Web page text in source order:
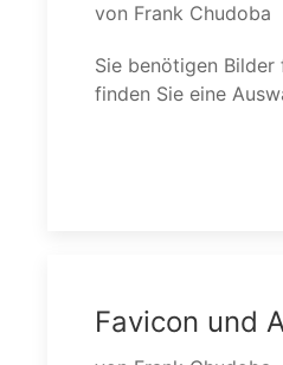
von Frank Chudoba
Sie benötigen Bilder
finden Sie eine
exklusiven aber
Favicon und